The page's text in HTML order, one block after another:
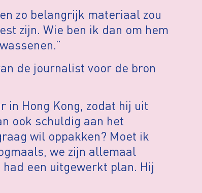
zo belangrijk materiaal zou
zijn. Wie ben ik dan om hem
de journalist voor de bron
in Hong Kong, zodat hij uit
ook schuldig aan het
wil oppakken? Moet ik
we zijn allemaal
een uitgewerkt plan. Hij